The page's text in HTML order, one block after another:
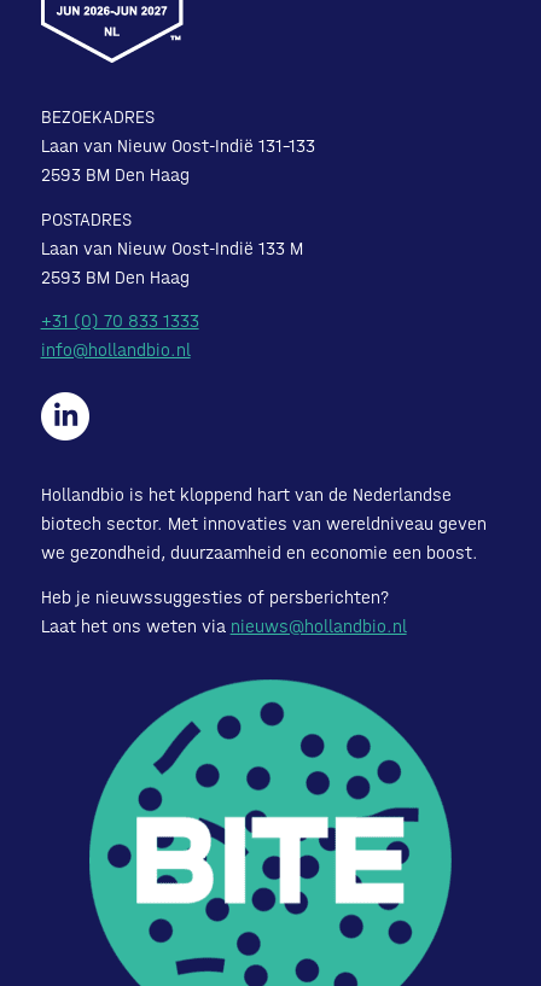
BEZOEKADRES
Laan van Nieuw Oost-Indië 131-133
2593 BM Den Haag
POSTADRES
Laan van Nieuw Oost-Indië 133 M
2593 BM Den Haag
+31 (0) 70 833 1333
info@hollandbio.nl
Hollandbio is het kloppend hart van de Nederlandse
biotech sector. Met innovaties van wereldniveau geven
we gezondheid, duurzaamheid en economie een boost.
Heb je nieuwssuggesties of persberichten?
Laat het ons weten via nieuws@hollandbio.nl